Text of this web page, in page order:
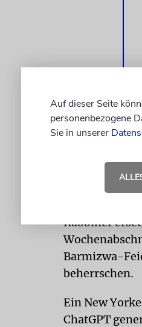
Es gibt sogar
benötigten
Ersetzung
Doch was
Rabbiner
Barmizwa-
beherrschen.
Ein New
ChatGPT
Auf dieser Seite
personenbezogene
Sie in unserer